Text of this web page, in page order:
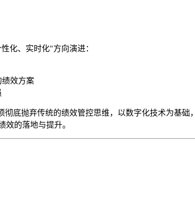
化、实时化"方向演进：
绩效方案
底抛弃传统的绩效管控思维，以数字化技术为基
的落地与提升。